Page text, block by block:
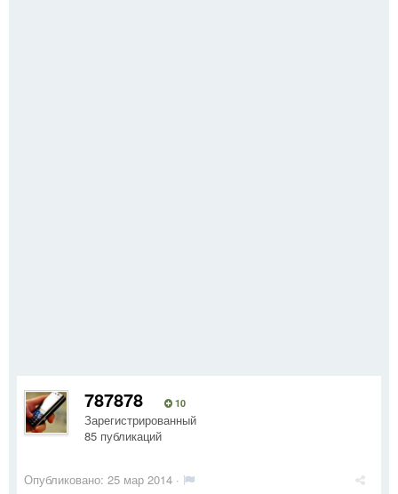
787878 10
Зарегистрированный
85 публикаций
Опубликовано: 25 мар 2014 ·